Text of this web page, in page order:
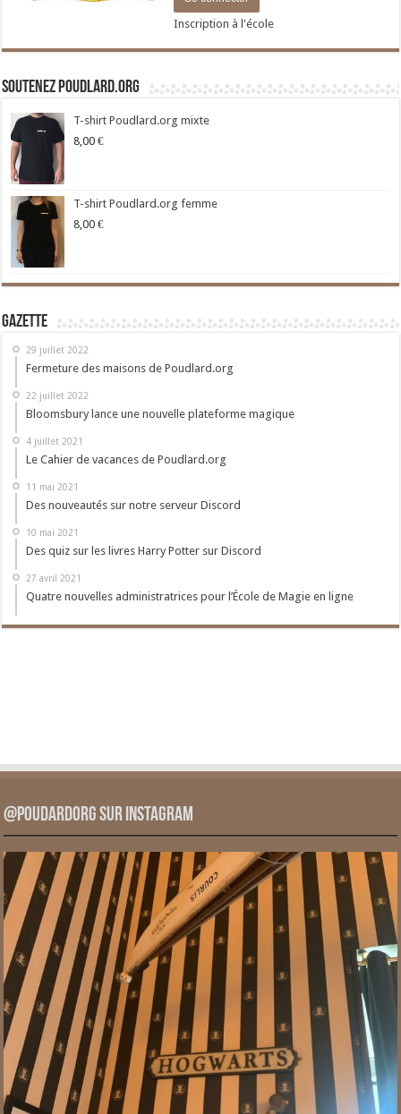
Inscription à l'école
Soutenez Poudlard.org
T-shirt Poudlard.org mixte
8,00 €
T-shirt Poudlard.org femme
8,00 €
Gazette
29 juillet 2022
Fermeture des maisons de Poudlard.org
22 juillet 2022
Bloomsbury lance une nouvelle plateforme magique
4 juillet 2021
Le Cahier de vacances de Poudlard.org
11 mai 2021
Des nouveautés sur notre serveur Discord
10 mai 2021
Des quiz sur les livres Harry Potter sur Discord
27 avril 2021
Quatre nouvelles administratrices pour l’École de Magie en ligne
@PoudardOrg sur Instagram